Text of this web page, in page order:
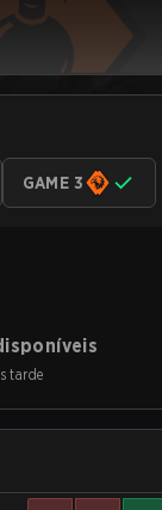
GAME 3
tarde